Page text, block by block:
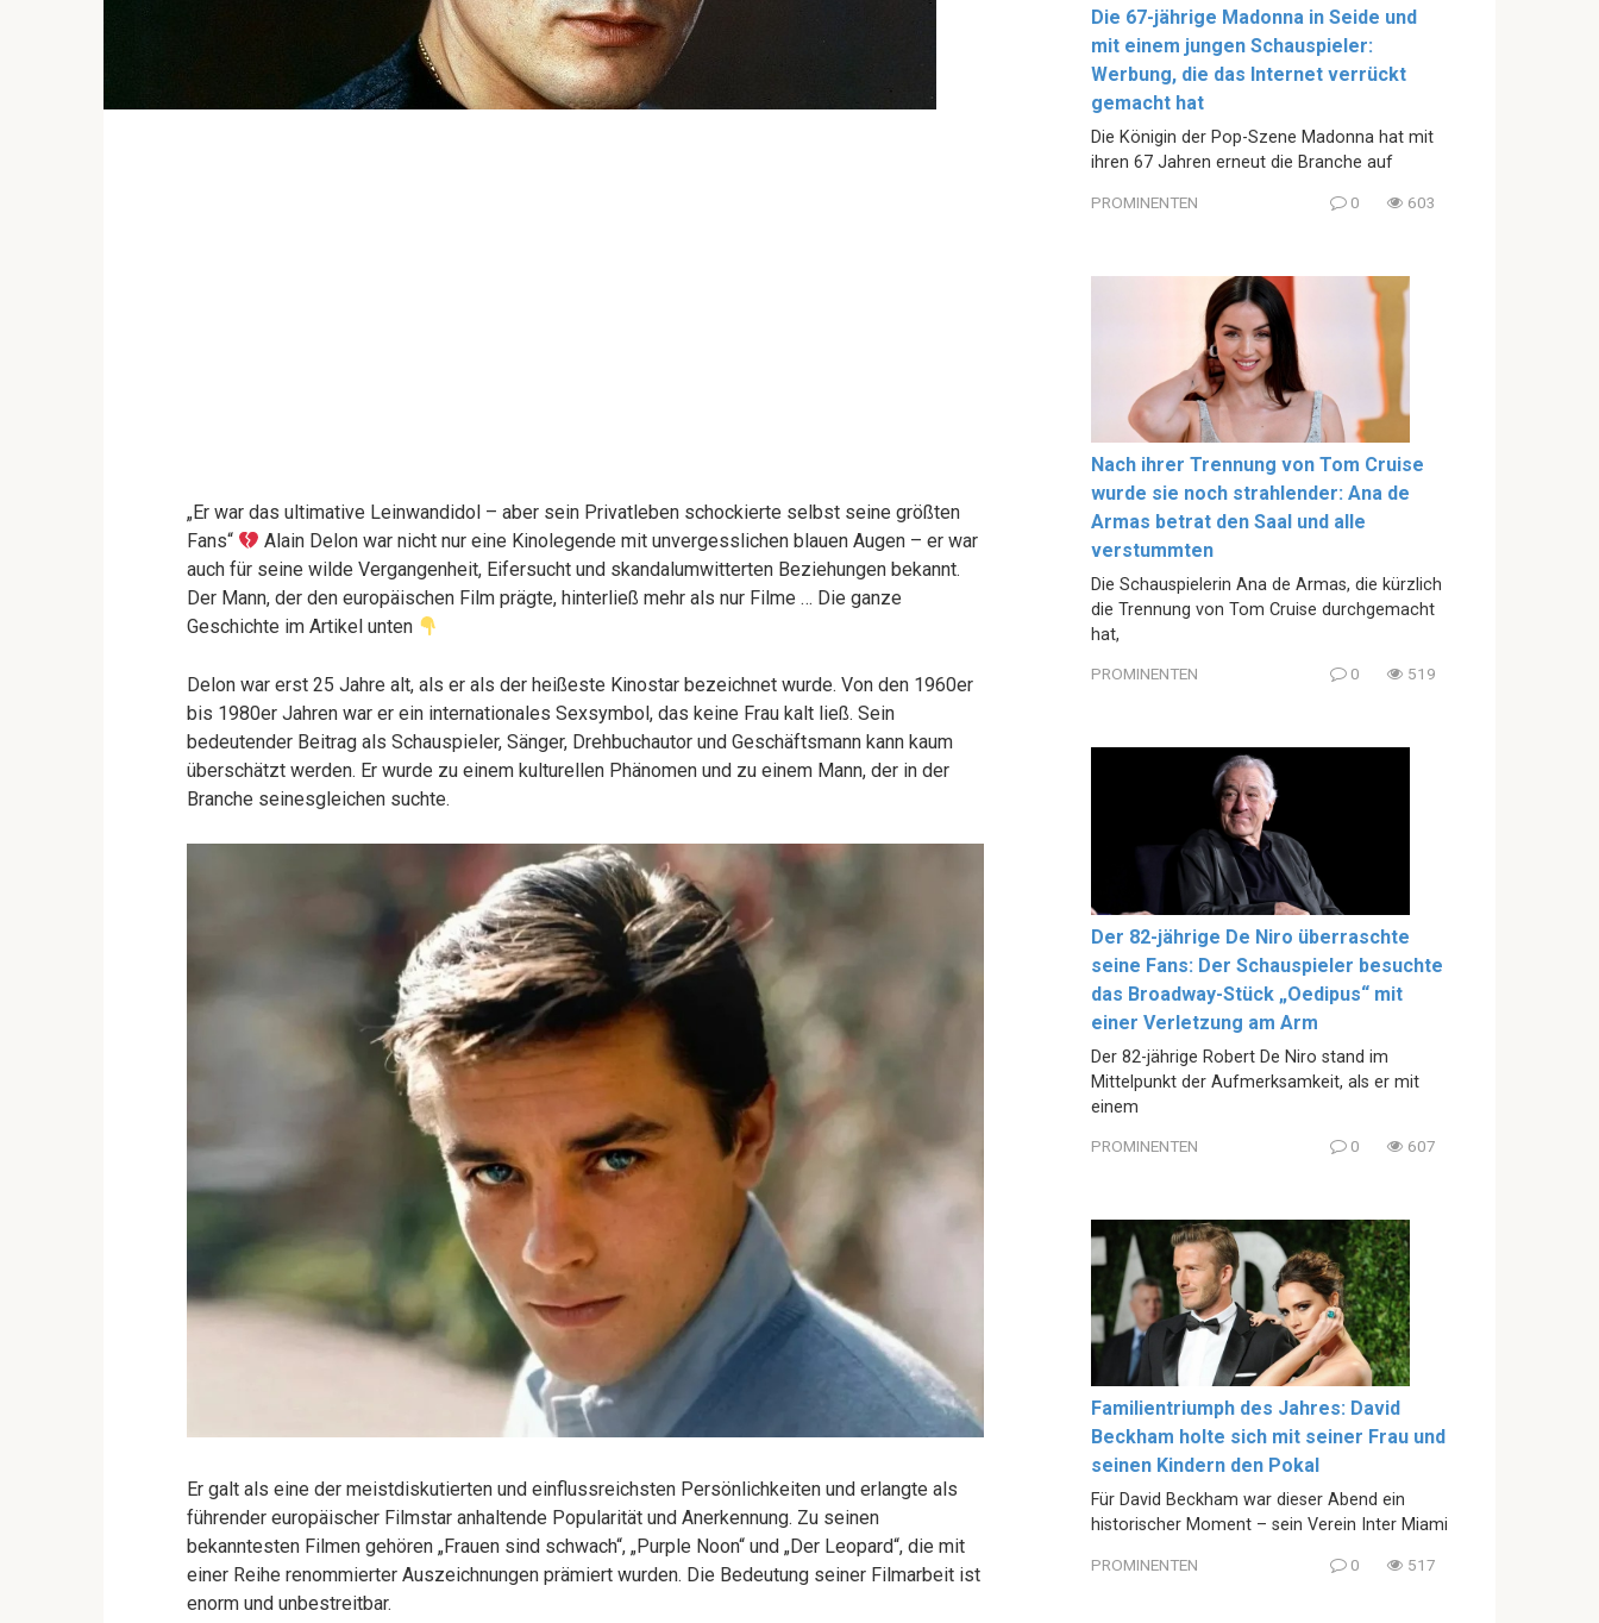
„Er war das ultimative Leinwandidol – aber sein Privatleben schockierte selbst seine größten
Fans“
Alain Delon war nicht nur eine Kinolegende mit unvergesslichen blauen Augen – er war
auch für seine wilde Vergangenheit, Eifersucht und skandalumwitterten Beziehungen bekannt.
Der Mann, der den europäischen Film prägte, hinterließ mehr als nur Filme … Die ganze
Geschichte im Artikel unten
Delon war erst 25 Jahre alt, als er als der heißeste Kinostar bezeichnet wurde. Von den 1960er
bis 1980er Jahren war er ein internationales Sexsymbol, das keine Frau kalt ließ. Sein
bedeutender Beitrag als Schauspieler, Sänger, Drehbuchautor und Geschäftsmann kann kaum
überschätzt werden. Er wurde zu einem kulturellen Phänomen und zu einem Mann, der in der
Branche seinesgleichen suchte.
Er galt als eine der meistdiskutierten und einflussreichsten Persönlichkeiten und erlangte als
führender europäischer Filmstar anhaltende Popularität und Anerkennung. Zu seinen
bekanntesten Filmen gehören „Frauen sind schwach“, „Purple Noon“ und „Der Leopard“, die mit
einer Reihe renommierter Auszeichnungen prämiert wurden. Die Bedeutung seiner Filmarbeit ist
enorm und unbestreitbar.
Die 67-jährige Madonna in Seide und
mit einem jungen Schauspieler:
Werbung, die das Internet verrückt
gemacht hat
Die Königin der Pop-Szene Madonna hat mit
ihren 67 Jahren erneut die Branche auf
PROMINENTEN 0 603
Nach ihrer Trennung von Tom Cruise
wurde sie noch strahlender: Ana de
Armas betrat den Saal und alle
verstummten
Die Schauspielerin Ana de Armas, die kürzlich
die Trennung von Tom Cruise durchgemacht
hat,
PROMINENTEN 0 519
Der 82-jährige De Niro überraschte
seine Fans: Der Schauspieler besuchte
das Broadway-Stück „Oedipus“ mit
einer Verletzung am Arm
Der 82-jährige Robert De Niro stand im
Mittelpunkt der Aufmerksamkeit, als er mit
einem
PROMINENTEN 0 607
Familientriumph des Jahres: David
Beckham holte sich mit seiner Frau und
seinen Kindern den Pokal
Für David Beckham war dieser Abend ein
historischer Moment – sein Verein Inter Miami
PROMINENTEN 0 517